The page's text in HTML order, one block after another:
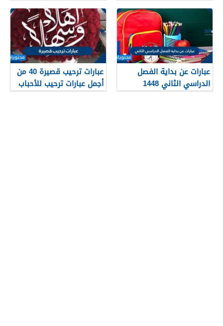
عبارات عن بداية الفصل
الدراسي الثاني 1448
عبارات ترحيب قصيرة 40 من
أجمل عبارات ترحيب للأحباب
والأصدقاء 2026